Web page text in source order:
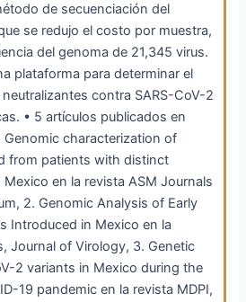
de secuenciación del
se redujo el costo por muestra,
del genoma de 21,345 virus.
plataforma para determinar el
contra SARS-CoV-2
• 5 artículos publicados en
Genomic characterization of
from patients with distinct
en la revista ASM Journals
2. Genomic Analysis of Early
Introduced in Mexico en la
Journal of Virology, 3. Genetic
2 variants in Mexico during the
19 pandemic en la revista MDPI,